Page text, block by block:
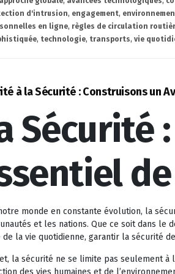
d'intrusion, engagement,
en ligne, règles de circulation
, technologie, transports, vie
à la Sécurité : Construisons un
Sécurité
monde en constante évolution, la
et les nations. Que ce soit dans le
de la vie quotidienne, garantir la sécurité
la sécurité ne se limite pas seulement